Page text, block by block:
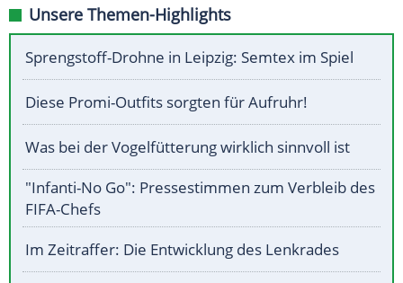
Unsere Themen-Highlights
Sprengstoff-Drohne in Leipzig: Semtex im Spiel
Diese Promi-Outfits sorgten für Aufruhr!
Was bei der Vogelfütterung wirklich sinnvoll ist
"Infanti-No Go": Pressestimmen zum Verbleib des
FIFA-Chefs
Im Zeitraffer: Die Entwicklung des Lenkrades